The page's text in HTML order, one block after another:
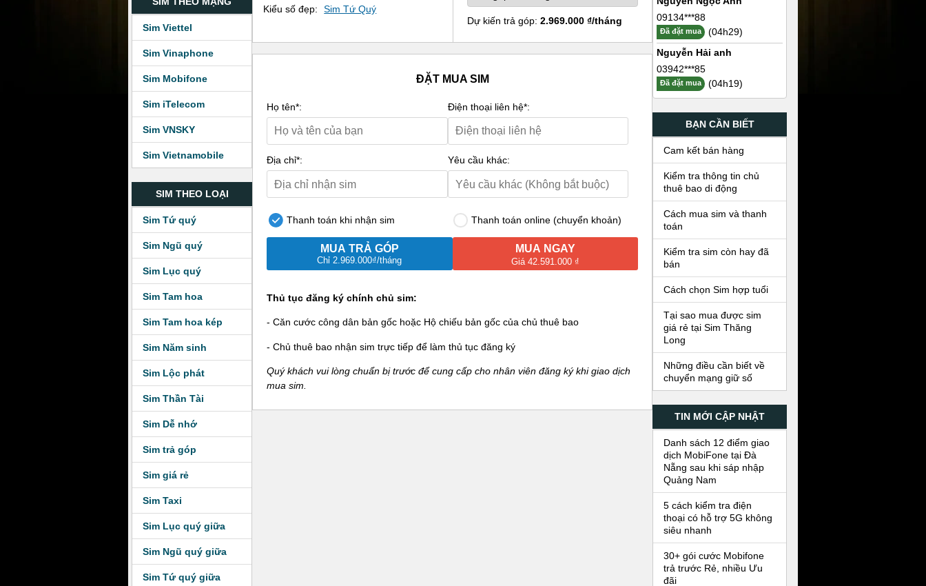
Sim Viettel
Sim Vinaphone
Sim Mobifone
Sim iTelecom
Sim VNSKY
Sim Vietnamobile
SIM THEO LOẠI
Sim Tứ quý
Sim Ngũ quý
Sim Lục quý
Sim Tam hoa
Sim Tam hoa kép
Sim Năm sinh
Sim Lộc phát
Sim Thần Tài
Sim Dễ nhớ
Sim trả góp
Sim giá rẻ
Sim Taxi
Sim Lục quý giữa
Sim Ngũ quý giữa
Sim Tứ quý giữa
Kiểu số đẹp: Sim Tứ Quý
Dự kiến trả góp: 2.969.000 ₫/tháng
ĐẶT MUA SIM
Họ tên*: Điện thoại liên hệ*:
Địa chỉ*: Yêu cầu khác:
Thanh toán khi nhận sim Thanh toán online (chuyển khoản)
MUA TRẢ GÓP
Chỉ 2.969.000₫/tháng
MUA NGAY
Giá 42.591.000 ₫
Thủ tục đăng ký chính chủ sim:
- Căn cước công dân bản gốc hoặc Hộ chiếu bản gốc của chủ thuê bao
- Chủ thuê bao nhận sim trực tiếp để làm thủ tục đăng ký
Quý khách vui lòng chuẩn bị trước để cung cấp cho nhân viên đăng ký khi giao dịch
mua sim.
09134***88
Đã đặt mua
(04h29)
Nguyễn Hải anh
03942***85
Đã đặt mua (04h19)
BẠN CẦN BIẾT
Cam kết bán hàng
Kiểm tra thông tin chủ
thuê bao di động
Cách mua sim và thanh
toán
Kiểm tra sim còn hay đã
bán
Cách chọn Sim hợp tuổi
Tại sao mua được sim
giá rẻ tại Sim Thăng
Long
Những điều cần biết về
chuyển mạng giữ số
TIN MỚI CẬP NHẬT
Danh sách 12 điểm giao
dịch MobiFone tại Đà
Nẵng sau khi sáp nhập
Quảng Nam
5 cách kiểm tra điện
thoại có hỗ trợ 5G không
siêu nhanh
30+ gói cước Mobifone
trả trước Rẻ, nhiều Ưu
đãi